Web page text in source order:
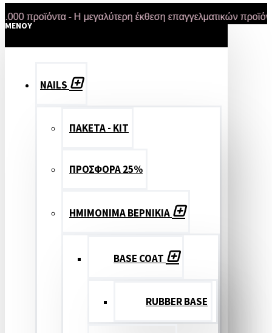
- Η μεγαλύτερη έκθεση επαγγελματικών προϊόντων
MENOY
NAILS
ΠΑΚΕΤΑ - ΚΙΤ
ΠΡΟΣΦΟΡΑ 25%
ΗΜΙΜΟΝΙΜΑ ΒΕΡΝΙΚΙΑ
BASE COAT
RUBBER BASE